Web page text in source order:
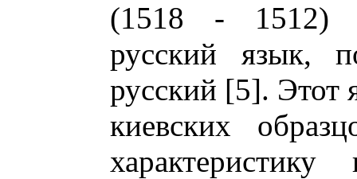
(1518 - 1512) в
русский язык,
русский [5]. Этот
киевских